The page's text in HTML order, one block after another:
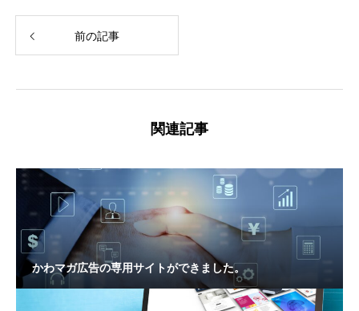
前の記事
関連記事
かわマガ広告の専用サイトができました。